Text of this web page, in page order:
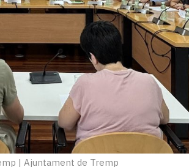
| Ajuntament de Tremp